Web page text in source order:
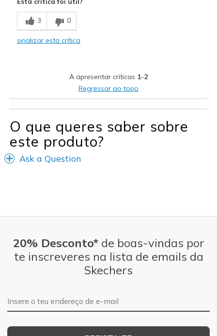
Comfortable
Stylish
Feels true to width
Sizing
Feels true to size
View On Shoes
Shoes are for Wearing
3 0
sinalizar esta crítica
A apresentar críticas 1-2
Regressar ao topo
O que queres saber sobre
este produto?
Ask a Question
20% Desconto*de boas-vindas por
te inscreveres na lista de emails da
Skechers
Endereço de e-mail